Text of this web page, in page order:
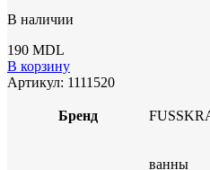
В наличии
190 MDL
В корзину
Артикул: 1111520
Бренд
ванны